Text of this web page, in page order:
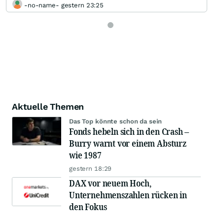
-no-name- gestern 23:25
Aktuelle Themen
Das Top könnte schon da sein
Fonds hebeln sich in den Crash –
Burry warnt vor einem Absturz
wie 1987
gestern 18:29
DAX vor neuem Hoch,
Unternehmenszahlen rücken in
den Fokus